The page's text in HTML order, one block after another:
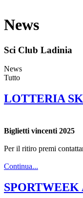
News
Sci Club Ladinia
News
Tutto
LOTTERIA
Biglietti vincenti 2025
Per il ritiro premi
Continua...
SPORTWEEK